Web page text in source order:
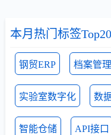
本月热门标签Top20
钢贸ERP 档案管
实验室数字化 数
智能仓储 API接口